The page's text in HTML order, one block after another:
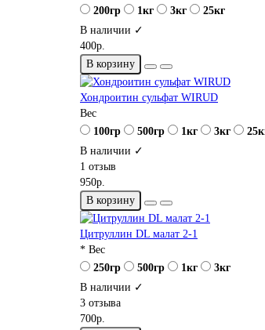
200гр
1кг 3кг
25кг
В наличии ✓
400р.
В корзину
Хондроитин сульфат WIRUD
Вес
100гр
500гр 1кг 3кг
В наличии ✓
1 отзыв
950р.
В корзину
Цитруллин DL малат 2-1
* Вес
250гр
500гр 1кг
3кг
В наличии ✓
3 отзыва
700р.